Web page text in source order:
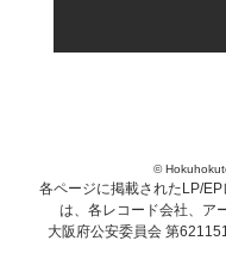
©
各ページに掲載されたLP/
は、各レコード会社、ア
大阪府公安委員会 第